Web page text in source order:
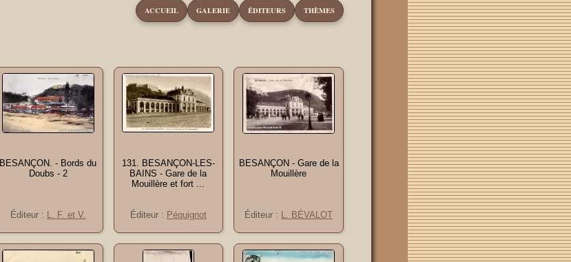
ACCUEIL GALERIE ÉDITEURS THÈMES
BESANÇON. - Bords du
Doubs - 2
Éditeur : L. F. et V.
131. BESANÇON-LES-
BAINS - Gare de la
Mouillère et fort ...
Éditeur : Péquignot
BESANÇON - Gare de la
Mouillère
Éditeur : L. BÉVALOT